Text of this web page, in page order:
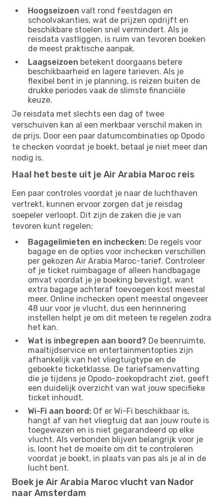
Hoogseizoen valt rond feestdagen en
schoolvakanties, wat de prijzen opdrijft en
beschikbare stoelen snel vermindert. Als je
reisdata vastliggen, is ruim van tevoren boeken
de meest praktische aanpak.
Laagseizoen betekent doorgaans betere
beschikbaarheid en lagere tarieven. Als je
flexibel bent in je planning, is reizen buiten de
drukke periodes vaak de slimste financiële
keuze.
Je reisdata met slechts een dag of twee
verschuiven kan al een merkbaar verschil maken in
de prijs. Door een paar datumcombinaties op Opodo
te checken voordat je boekt, betaal je niet meer dan
nodig is.
Haal het beste uit je Air Arabia Maroc reis
Een paar controles voordat je naar de luchthaven
vertrekt, kunnen ervoor zorgen dat je reisdag
soepeler verloopt. Dit zijn de zaken die je van
tevoren kunt regelen:
Bagagelimieten en inchecken: De regels voor
bagage en de opties voor inchecken verschillen
per gekozen Air Arabia Maroc-tarief. Controleer
of je ticket ruimbagage of alleen handbagage
omvat voordat je je boeking bevestigt, want
extra bagage achteraf toevoegen kost meestal
meer. Online inchecken opent meestal ongeveer
48 uur voor je vlucht, dus een herinnering
instellen helpt je om dit meteen te regelen zodra
het kan.
Wat is inbegrepen aan boord? De beenruimte,
maaltijdservice en entertainmentopties zijn
afhankelijk van het vliegtuigtype en de
geboekte ticketklasse. De tariefsamenvatting
die je tijdens je Opodo-zoekopdracht ziet, geeft
een duidelijk overzicht van wat jouw specifieke
ticket inhoudt.
Wi-Fi aan boord: Of er Wi-Fi beschikbaar is,
hangt af van het vliegtuig dat aan jouw route is
toegewezen en is niet gegarandeerd op elke
vlucht. Als verbonden blijven belangrijk voor je
is, loont het de moeite om dit te controleren
voordat je boekt, in plaats van pas als je al in de
lucht bent.
Boek je Air Arabia Maroc vlucht van Nador
naar Amsterdam